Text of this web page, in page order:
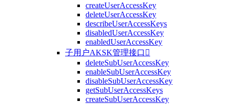
createUserAccessKey
deleteUserAccessKey
describeUserAccessKeys
disabledUserAccessKey
enabledUserAccessKey
子用户AKSK管理接口 
deleteSubUserAccessKey
enableSubUserAccessKey
disableSubUserAccessKey
getSubUserAccessKeys
createSubUserAccessKey